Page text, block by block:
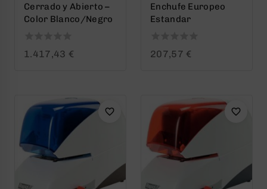
Cerrado y Abierto –
Color Blanco/Negro
01.417,43 €
Enchufe Europeo
Estandar
0
207,57 €